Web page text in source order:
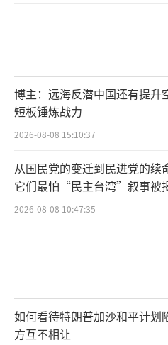
博主：远海反潜中国还有提升
短板锤炼战力
2026-08-08 15:10:37
从国民党的变迁到民进党的续
它们最怕“民主台湾”叙事被
2026-08-08 10:47:35
如何看待特朗普加沙和平计划
方互不相让